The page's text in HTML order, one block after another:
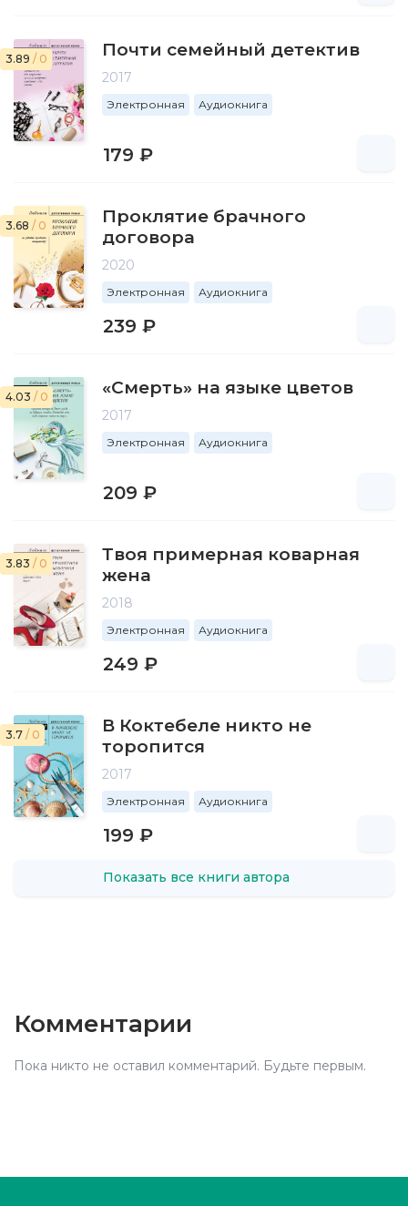
3.89 / 0 Почти семейный детектив
2017
Электронная Аудиокнига
179 ₽
3.68 / 0
Проклятие брачного
договора
2020
Электронная Аудиокнига
239 ₽
4.03 / 0 «Смерть» на языке цветов
2017
Электронная Аудиокнига
209 ₽
3.83 / 0
Твоя примерная коварная
жена
2018
Электронная Аудиокнига
249 ₽
3.7 / 0
В Коктебеле никто не
торопится
2017
Электронная Аудиокнига
199 ₽
Показать все книги автора
Комментарии
Пока никто не оставил комментарий. Будьте первым.